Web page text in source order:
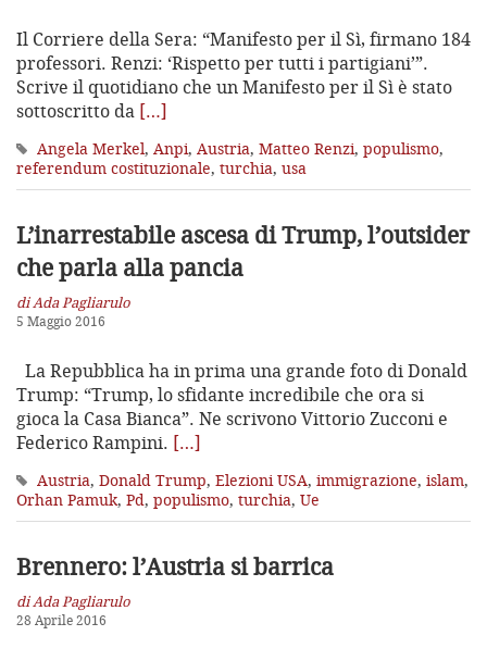
Il Corriere della Sera: “Manifesto per il Sì, firmano 184
professori. Renzi: ‘Rispetto per tutti i partigiani’”.
Scrive il quotidiano che un Manifesto per il Sì è stato
sottoscritto da […]
Angela Merkel, Anpi, Austria, Matteo Renzi, populismo,
referendum costituzionale, turchia, usa
L’inarrestabile ascesa di Trump, l’outsider
che parla alla pancia
di Ada Pagliarulo
5 Maggio 2016
La Repubblica ha in prima una grande foto di Donald
Trump: “Trump, lo sfidante incredibile che ora si
gioca la Casa Bianca”. Ne scrivono Vittorio Zucconi e
Federico Rampini. […]
Austria, Donald Trump, Elezioni USA, immigrazione, islam,
Orhan Pamuk, Pd, populismo, turchia, Ue
Brennero: l’Austria si barrica
di Ada Pagliarulo
28 Aprile 2016